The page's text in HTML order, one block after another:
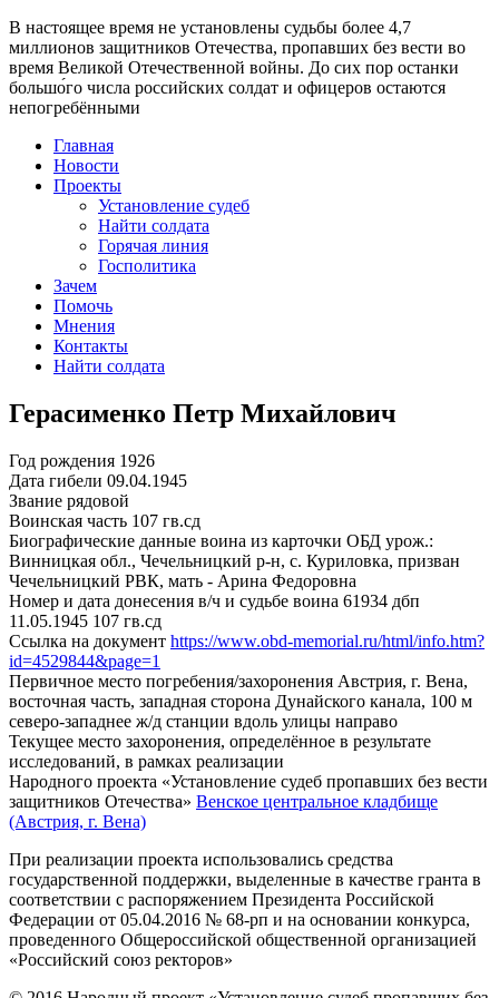
В настоящее время не установлены судьбы более 4,7
миллионов защитников Отечества, пропавших без вести во
время Великой Отечественной войны. До сих пор останки
большо́го числа российских солдат и офицеров остаются
непогребёнными
Главная
Новости
Проекты
Установление судеб
Найти солдата
Горячая линия
Госполитика
Зачем
Помочь
Мнения
Контакты
Найти солдата
Герасименко Петр Михайлович
Год рождения 1926
Дата гибели 09.04.1945
Звание рядовой
Воинская часть 107 гв.сд
Биографические данные воина из карточки ОБД урож.:
Винницкая обл., Чечельницкий р-н, с. Куриловка, призван
Чечельницкий РВК, мать - Арина Федоровна
Номер и дата донесения в/ч и судьбе воина 61934 дбп
11.05.1945 107 гв.сд
Ссылка на документ https://www.obd-memorial.ru/html/info.htm?
id=4529844&page=1
Первичное место погребения/захоронения Австрия, г. Вена,
восточная часть, западная сторона Дунайского канала, 100 м
северо-западнее ж/д станции вдоль улицы направо
Текущее место захоронения, определённое в результате
исследований, в рамках реализации
Народного проекта «Установление судеб пропавших без вести
защитников Отечества» Венское центральное кладбище
(Австрия, г. Вена)
При реализации проекта использовались средства
государственной поддержки, выделенные в качестве гранта в
соответствии с распоряжением Президента Российской
Федерации от 05.04.2016 № 68-рп и на основании конкурса,
проведенного Общероссийской общественной организацией
«Российский союз ректоров»